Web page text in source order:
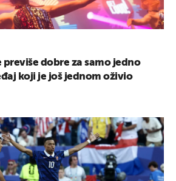
previše dobre za samo jedno
koji je još jednom oživio